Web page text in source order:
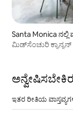
Santa Monica
ಮಿಡ್‌ಸೆಂಚುರಿ ಕ್ಯಾನ್ಯನ್
ಇತರ ರೀತಿಯ